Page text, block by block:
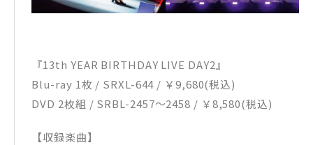
『13th YEAR BIRTHDAY LIVE DAY2』
Blu-ray 1枚 / SRXL-644 / ￥9,680(税込)
DVD 2枚組 / SRBL-2457～2458 / ￥8,580(税込)
【収録楽曲】